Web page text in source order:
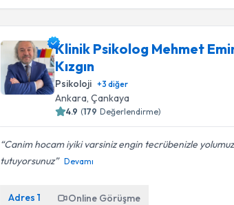
Klinik Psikolog Mehmet
Kızgın
Psikoloji +3 diğer
Ankara , Çankaya
4.9 (179 Değerlendirme)
Canim hocam iyiki varsiniz engin tecrübenizle
tutuyorsunuz
Devamı
Adres1 Online Görüşme